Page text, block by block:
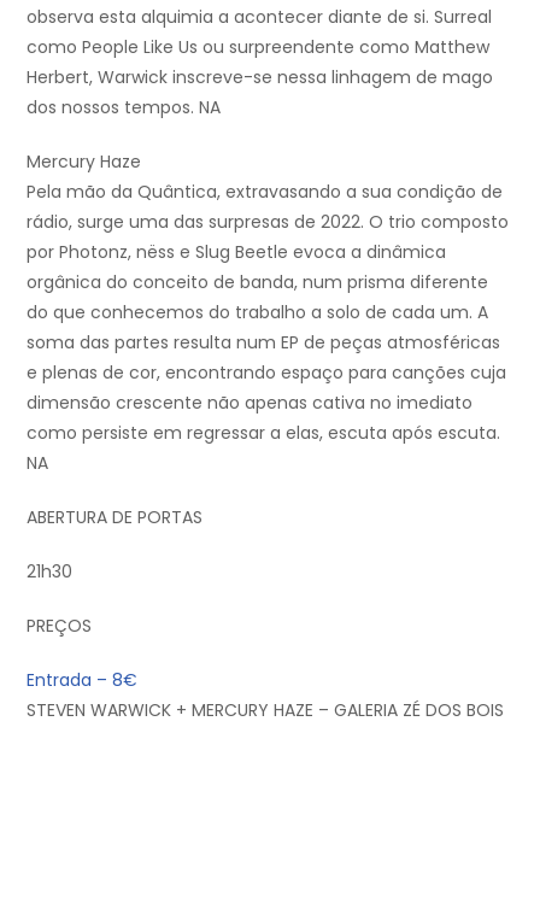
observa esta alquimia a acontecer diante de si. Surreal
como People Like Us ou surpreendente como Matthew
Herbert, Warwick inscreve-se nessa linhagem de mago
dos nossos tempos. NA
Mercury Haze
Pela mão da Quântica, extravasando a sua condição de
rádio, surge uma das surpresas de 2022. O trio composto
por Photonz, nëss e Slug Beetle evoca a dinâmica
orgânica do conceito de banda, num prisma diferente
do que conhecemos do trabalho a solo de cada um. A
soma das partes resulta num EP de peças atmosféricas
e plenas de cor, encontrando espaço para canções cuja
dimensão crescente não apenas cativa no imediato
como persiste em regressar a elas, escuta após escuta.
NA
ABERTURA DE PORTAS
21h30
PREÇOS
Entrada – 8€
STEVEN WARWICK + MERCURY HAZE – GALERIA ZÉ DOS BOIS